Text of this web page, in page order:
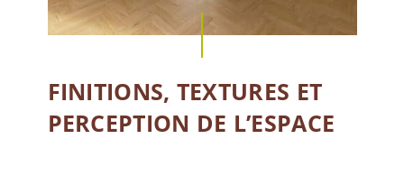
FINITIONS, TEXTURES ET
PERCEPTION DE L’ESPACE